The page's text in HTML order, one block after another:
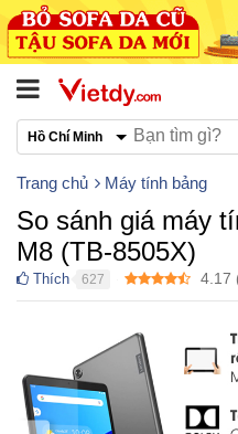
Hồ Chí Minh
Trang chủ Máy tính bảng
So sánh giá máy
M8 (TB-8505X)
Thích 627 4.17